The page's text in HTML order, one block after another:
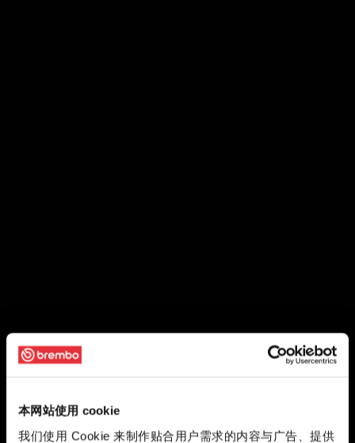
本网站使用 cookie
我们使用 Cookie 来制作贴合用户需求的内容与广告、提供